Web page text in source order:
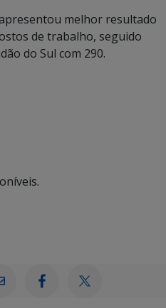
melhor resultado
de trabalho, seguido
do Sul com 290.